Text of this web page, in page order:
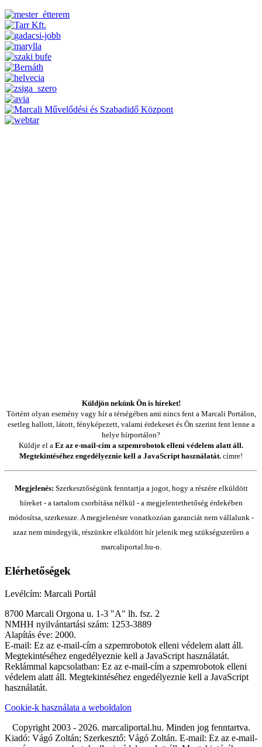
Küldjön nekünk Ön is híreket!
Történt olyan esemény vagy hír a térségében ami nincs fent a Marcali Portálon,
esetleg hallott, látott, fényképezett, valami érdekeset és Ön szerint fent lenne a
helye hírportálon?
Küldje el a Ez az e-mail-cím a szpemrobotok elleni védelem alatt áll.
Megtekintéséhez engedélyeznie kell a JavaScript használatát. címre!
Megjelenés: Szerkesztőségünk fenntartja a jogot, hogy a részére elküldött
híreket - a tartalom csorbítása nélkül - a megjelentethetőség érdekében
módosítsa, szerkessze. A megjelenésre vonatkozóan garanciát nem vállalunk -
azaz nem mindegyik, részünkre elküldött hír jelenik meg szükségszerűen a
marcaliportal.hu-n.
Elérhetőségek
Levélcím: Marcali Portál
8700 Marcali Orgona u. 1-3 "A" lh. fsz. 2
NMHH nyilvántartási szám: 1253-3889
Alapítás éve: 2000.
E-mail: Ez az e-mail-cím a szpemrobotok elleni védelem alatt áll.
Megtekintéséhez engedélyeznie kell a JavaScript használatát.
Reklámmal kapcsolatban: Ez az e-mail-cím a szpemrobotok elleni
védelem alatt áll. Megtekintéséhez engedélyeznie kell a JavaScript
használatát.
Cookie-k használata a weboldalon
Copyright 2003 - 2026. marcaliportal.hu. Minden jog fenntartva.
Kiadó: Vágó Zoltán; Szerkesztő: Vágó Zoltán. E-mail: Ez az e-mail-